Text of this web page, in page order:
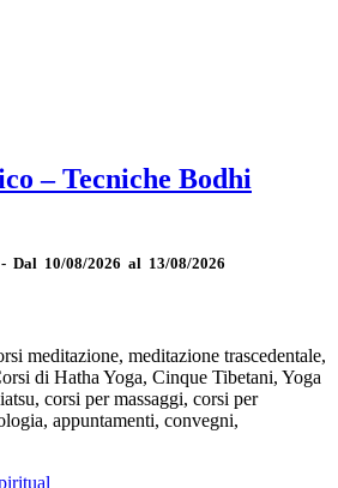
– Tecniche Bodhi
- Dal 10/08/2026 al 13/08/2026
meditazione, meditazione trascedentale,
di Hatha Yoga, Cinque Tibetani, Yoga
corsi per massaggi, corsi per
appuntamenti, convegni,